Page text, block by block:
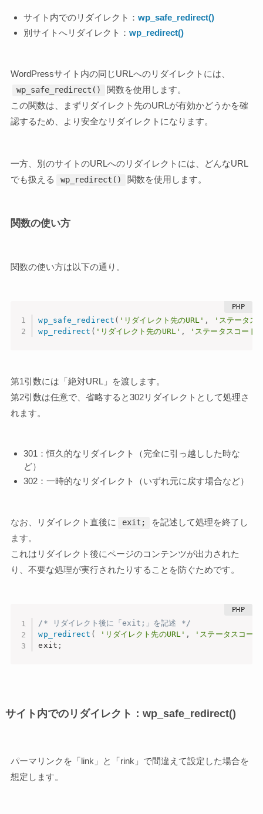
サイト内でのリダイレクト：wp_safe_redirect()
別サイトへリダイレクト：wp_redirect()
WordPressサイト内の同じURLへのリダイレクトには、
wp_safe_redirect()
関数を使用します。
この関数は、まずリダイレクト先のURLが有効かどうかを確
認するため、より安全なリダイレクトになります。
一方、別のサイトのURLへのリダイレクトには、どんなURL
でも扱える
wp_redirect() 関数を使用します。
関数の使い方
関数の使い方は以下の通り。
wp_safe_redirect ( 'リダイレクト先のURL' ,
'ステータス
wp_redirect ( 'リダイレクト先のURL' , 'ステータスコード'
第1引数には「絶対URL」を渡します。
第2引数は任意で、省略すると302リダイレクトとして処理さ
れます。
301：恒久的なリダイレクト（完全に引っ越しした時な
ど）
302：一時的なリダイレクト（いずれ元に戻す場合など）
なお、リダイレクト直後に exit;
を記述して処理を終了し
ます。
これはリダイレクト後にページのコンテンツが出力された
り、不要な処理が実行されたりすることを防ぐためです。
/* リダイレクト後に「exit;」を記述 */
wp_redirect ( 'リダイレクト先のURL' ,
'ステータスコー
exit ;
サイト内でのリダイレクト：wp_safe_redirect()
パーマリンクを「link」と「rink」で間違えて設定した場合を
想定します。